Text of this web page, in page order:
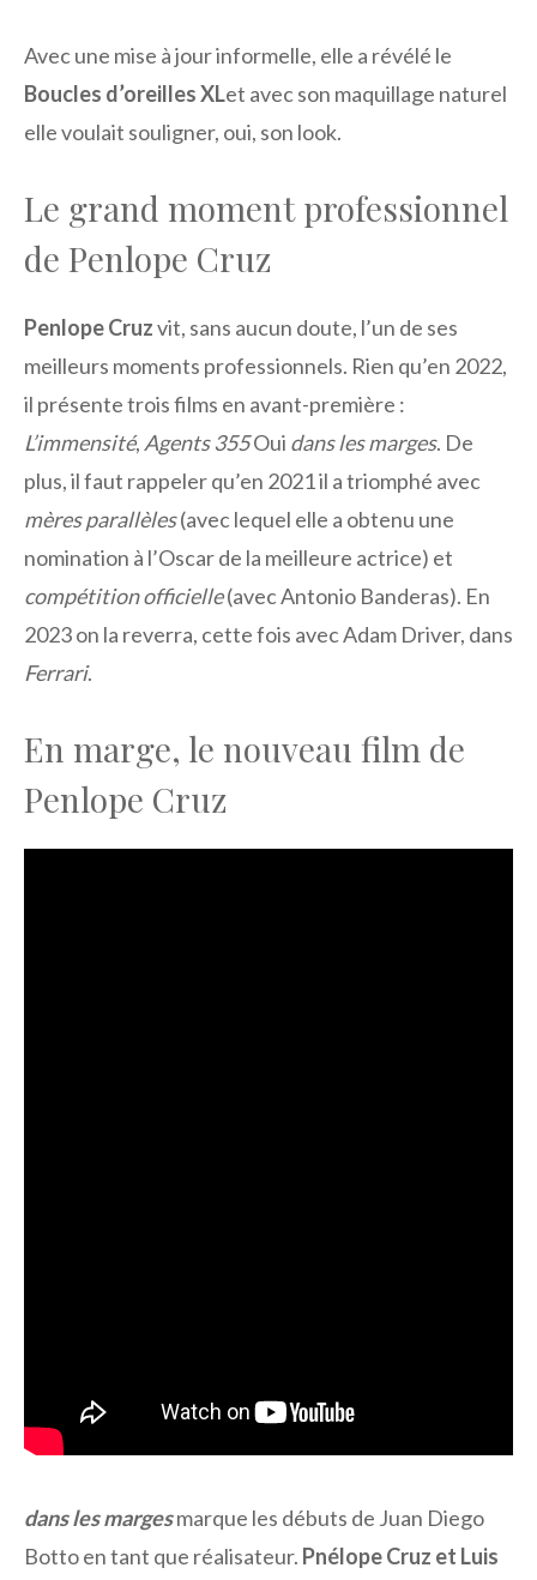
Avec une mise à jour informelle, elle a révélé le
Boucles d’oreilles XLet avec son maquillage naturel
elle voulait souligner, oui, son look.
Le grand moment professionnel
de Penlope Cruz
Penlope Cruzvit, sans aucun doute, l’un de ses
meilleurs moments professionnels. Rien qu’en 2022,
il présente trois films en avant-première :
L’immensité, Agents 355Oui dans les marges. De
plus, il faut rappeler qu’en 2021 il a triomphé avec
mères parallèles(avec lequel elle a obtenu une
nomination à l’Oscar de la meilleure actrice) et
compétition officielle(avec Antonio Banderas). En
2023 on la reverra, cette fois avec Adam Driver, dans
Ferrari.
En marge, le nouveau film de
Penlope Cruz
dans les margesmarque les débuts de Juan Diego
Botto en tant que réalisateur. Pnélope Cruz et Luis